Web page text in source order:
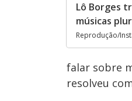
Lô Borges
músicas
Reprodução/
falar sobre
resolveu